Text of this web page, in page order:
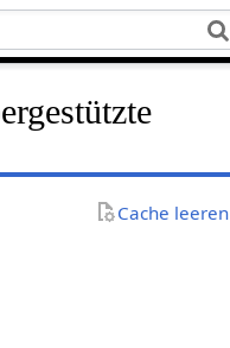
Cache leeren